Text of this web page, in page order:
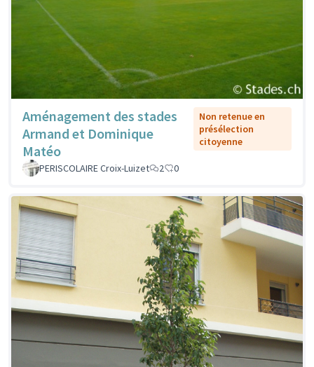
Aménagement des stades
Armand et Dominique
Matéo
Non retenue en
présélection
citoyenne
PERISCOLAIRE Croix-Luizet 2 0